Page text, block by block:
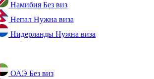
Намибия Без виз
Непал Нужна виза
Нидерланды Нужна виза
ОАЭ Без виз